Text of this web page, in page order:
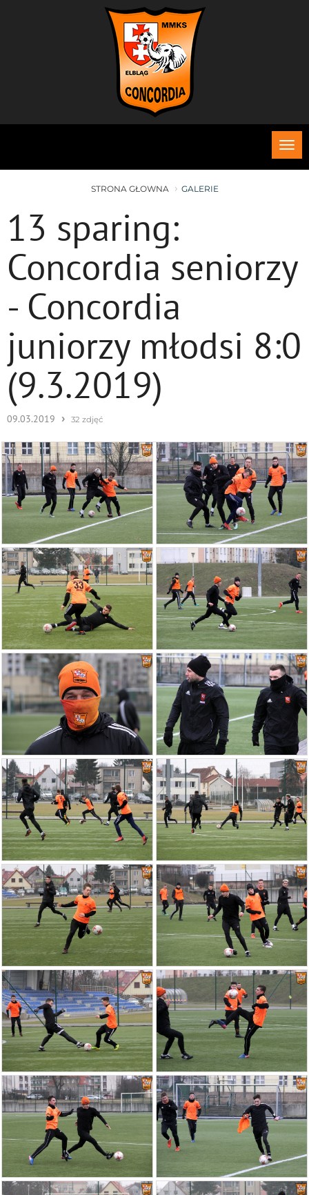
STRONA GŁOWNA GALERIE
13 sparing:
Concordia seniorzy
- Concordia
juniorzy młodsi 8:0
(9.3.2019)
09.03.2019 › 32 zdjęć